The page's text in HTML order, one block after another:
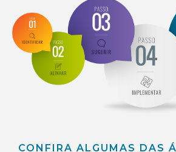
CONFIRA ALGUMAS DAS